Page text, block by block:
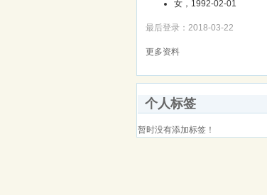
女，1992-02-01
最后登录：2018-03-22
更多资料
个人标签
暂时没有添加标签！